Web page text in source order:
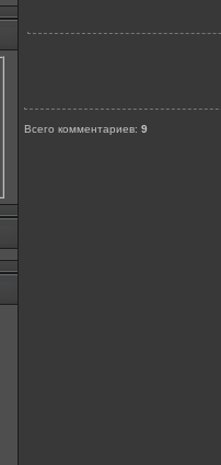
Всего комментариев: 9